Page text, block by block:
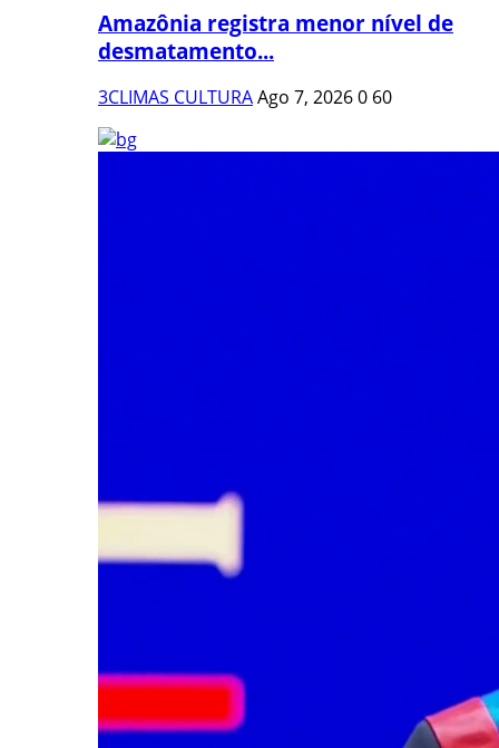
Amazônia registra menor nível de
desmatamento...
3CLIMAS CULTURAAgo 7, 20260 60